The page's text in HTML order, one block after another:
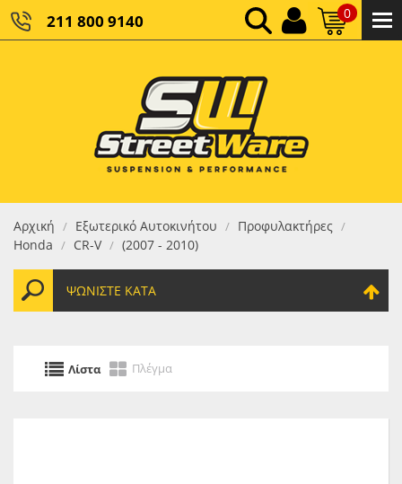
211 800 9140 0
ΚΑΘΑΡΌ ΣΎΝΟΛΟ:
ΤΕΛΙΚΌ ΣΎΝΟΛΟ:0,00 €
Αρχική / Εξωτερικό Αυτοκινήτου / Προφυλακτήρες /
Honda / CR-V / (2007 - 2010)
ΨΩΝΊΣΤΕ ΚΑΤΆ
Λίστα Πλέγμα